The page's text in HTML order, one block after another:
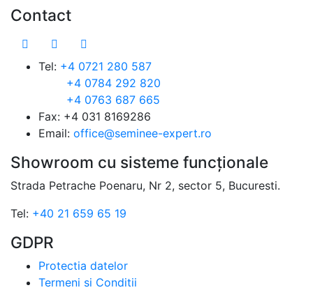
Contact
Tel: +4 0721 280 587
+4 0784 292 820
+4 0763 687 665
Fax: +4 031 8169286
Email: office@seminee-expert.ro
Showroom cu sisteme funcționale
Strada Petrache Poenaru, Nr 2, sector 5, Bucuresti.
Tel: +40 21 659 65 19
GDPR
Protectia datelor
Termeni si Conditii